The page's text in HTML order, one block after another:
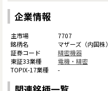
企業情報
7707
マザーズ（内国株）
精密機器
電機・精密
-